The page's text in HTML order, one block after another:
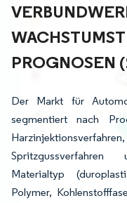
ROGNOSEN
Der Markt für
segmentiert nach
Materialtyp
Polymer,